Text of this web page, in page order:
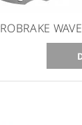
WAVE